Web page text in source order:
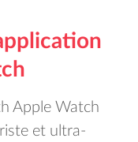
Apple Watch
et ultra-